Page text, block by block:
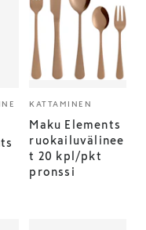
KATTAMINEN
Maku Elements
ruokailuvälinee
t 20 kpl/pkt
pronssi